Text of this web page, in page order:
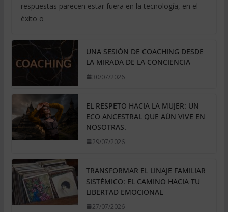
respuestas parecen estar fuera en la tecnología, en el
éxito o
UNA SESIÓN DE COACHING DESDE
LA MIRADA DE LA CONCIENCIA
30/07/2026
EL RESPETO HACIA LA MUJER: UN
ECO ANCESTRAL QUE AÚN VIVE EN
NOSOTRAS.
29/07/2026
TRANSFORMAR EL LINAJE FAMILIAR
SISTÉMICO: EL CAMINO HACIA TU
LIBERTAD EMOCIONAL
27/07/2026